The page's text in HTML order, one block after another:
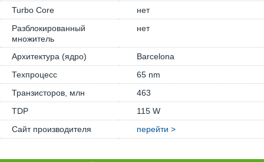
Turbo Core
нет
Разблокированный
множитель
нет
Архитектура (ядро)
Barcelona
Техпроцесс
65 nm
Транзисторов, млн
463
TDP
115 W
Сайт производителя
перейти >